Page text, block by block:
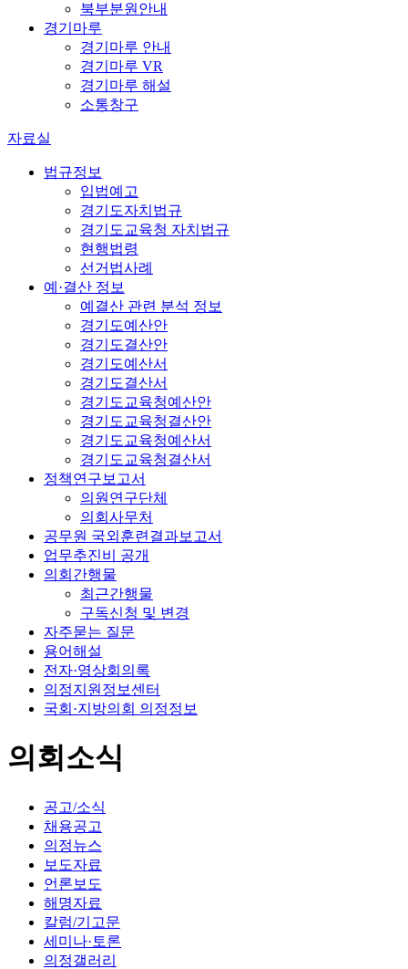
북부분원안내
경기마루
경기마루 안내
경기마루 VR
경기마루 해설
소통창구
자료실
법규정보
입법예고
경기도자치법규
경기도교육청 자치법규
현행법령
선거법사례
예·결산 정보
예결산 관련 분석 정보
경기도예산안
경기도결산안
경기도예산서
경기도결산서
경기도교육청예산안
경기도교육청결산안
경기도교육청예산서
경기도교육청결산서
정책연구보고서
의원연구단체
의회사무처
공무원 국외훈련결과보고서
업무추진비 공개
의회간행물
최근간행물
구독신청 및 변경
자주묻는 질문
용어해설
전자·영상회의록
의정지원정보센터
국회·지방의회 의정정보
의회소식
공고/소식
채용공고
의정뉴스
보도자료
언론보도
해명자료
칼럼/기고문
세미나·토론
의정갤러리